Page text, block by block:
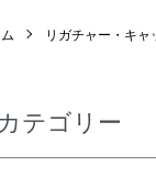
リガチャー・キャ
カテゴリー